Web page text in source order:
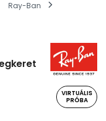
Ray-Ban
VIRTUÁLIS
PRÓBA